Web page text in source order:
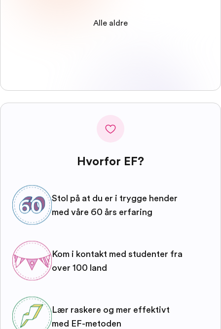
Alle aldre
Hvorfor EF?
Stol på at du er i trygge hender
med våre 60 års erfaring
Kom i kontakt med studenter fra
over 100 land
Lær raskere og mer effektivt
med EF-metoden